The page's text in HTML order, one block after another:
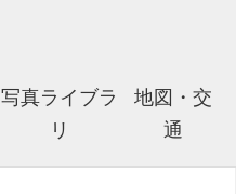
写真ライブラ
リ
地図・交
通